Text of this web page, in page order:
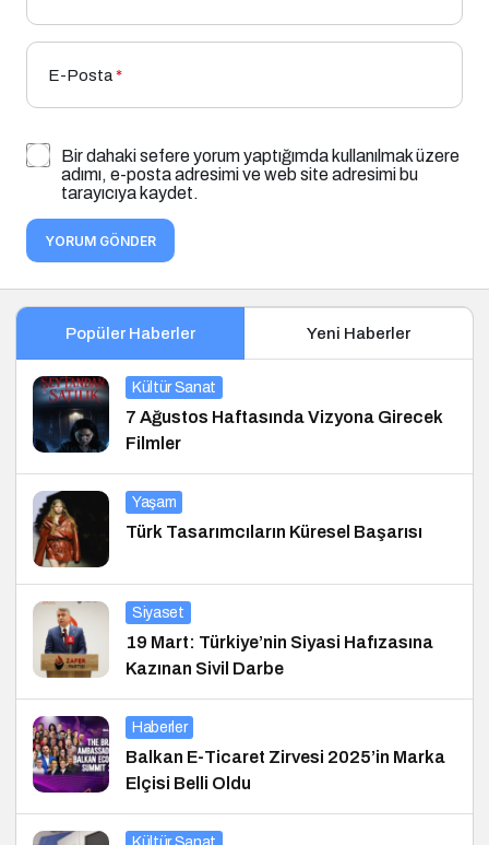
E-Posta*
Bir dahaki sefere yorum yaptığımda kullanılmak üzere
adımı, e-posta adresimi ve web site adresimi bu
tarayıcıya kaydet.
YORUM GÖNDER
Popüler Haberler Yeni Haberler
Kültür Sanat
7 Ağustos Haftasında Vizyona Girecek
Filmler
Yaşam
Türk Tasarımcıların Küresel Başarısı
Siyaset
19 Mart: Türkiye’nin Siyasi Hafızasına
Kazınan Sivil Darbe
Haberler
Balkan E-Ticaret Zirvesi 2025’in Marka
Elçisi Belli Oldu